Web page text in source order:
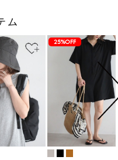
ム
25%OFF